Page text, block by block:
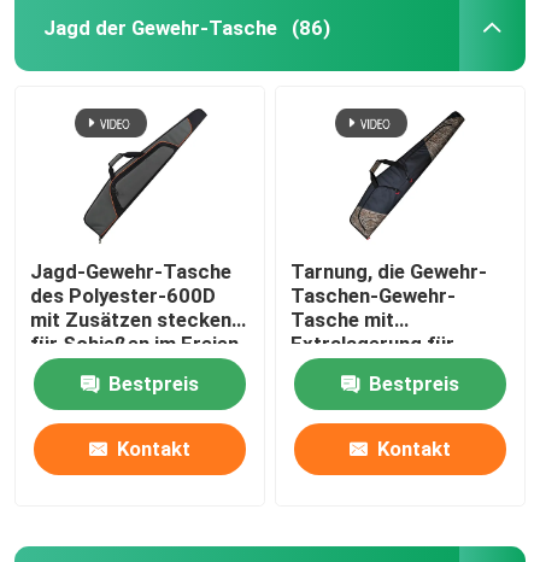
Binokularer Geschirr-Kasten
Bogenschießen-weicher Bogen-Fall
Bogenschießen-Pfeil-Beben
Angelausrüstungs-Taschen
Sport im Freien wandert
Laptop-Taschen-Rucksack
Jagd der Gewehr-Tasche (86)
Jagd-Gewehr-Tasche
des Polyester-600D
mit Zusätzen stecken
für Schießen im Freien
ein
Bestpreis
Kontakt
Tarnung, die Gewehr-
Taschen-Gewehr-
Tasche mit
Extralagerung für
Scoped-Gewehre jagt
Bestpreis
Kontakt